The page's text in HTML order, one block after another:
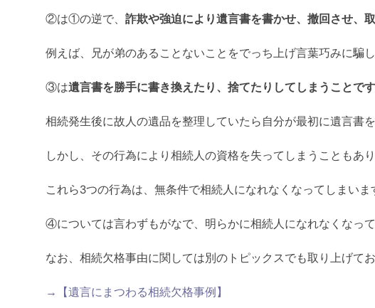
②は①の逆で、 詐欺や強迫により遺言書を書かせ、撤回させ、
例えば、兄が弟のあることないことをでっち上げ言葉巧みに騙
③は遺言書を勝手に書き換えたり、捨てたりしてしまうことです
相続発生後に故人の遺品を整理していたら自分が最初に遺言書
しかし、その行為により相続人の資格を失ってしまうこともあり
これら3つの行為は、無条件で相続人になれなくなってしまいま
④については言わずもがなで、明らかに相続人になれなくなっ
なお、相続欠格事由に関しては別のトピックスでも取り上げて
→【遺言にまつわる相続欠格事例】